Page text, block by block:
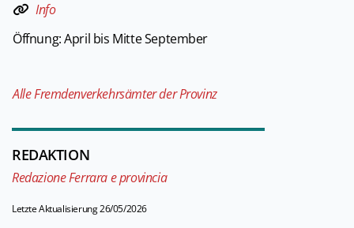
Info
Öffnung: April bis Mitte September
Alle Fremdenverkehrsämter der Provinz
REDAKTION
Redazione Ferrara e provincia
Letzte Aktualisierung 26/05/2026